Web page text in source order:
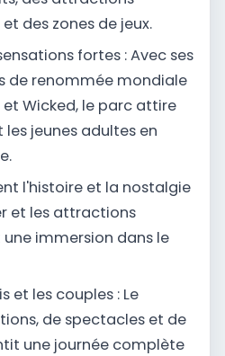
des zones de jeux.
fortes : Avec ses
de renommée mondiale
Wicked, le parc attire
jeunes adultes en
l'histoire et la nostalgie
et les attractions
immersion dans le
et les couples : Le
de spectacles et de
une journée complète